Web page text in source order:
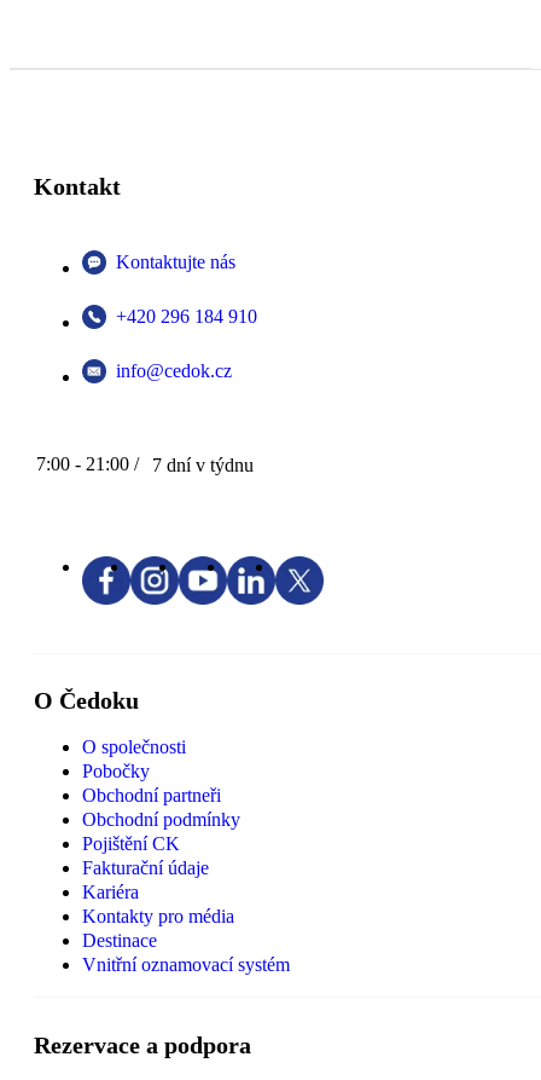
Kontakt
Kontaktujte nás
+420 296 184 910
info@cedok.cz
7:00 - 21:00 / 7 dní v týdnu
O Čedoku
O společnosti
Pobočky
Obchodní partneři
Obchodní podmínky
Pojištění CK
Fakturační údaje
Kariéra
Kontakty pro média
Destinace
Vnitřní oznamovací systém
Rezervace a podpora